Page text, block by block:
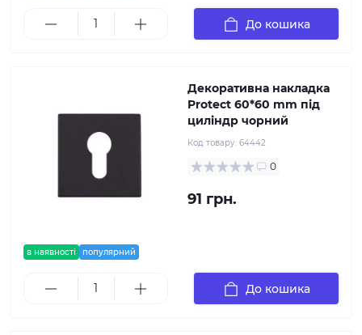
До кошика
в наявності популярний
Декоративна накладка
Protect 60*60 mm під
циліндр чорний
Код товару: 64442
0
91 грн.
До кошика